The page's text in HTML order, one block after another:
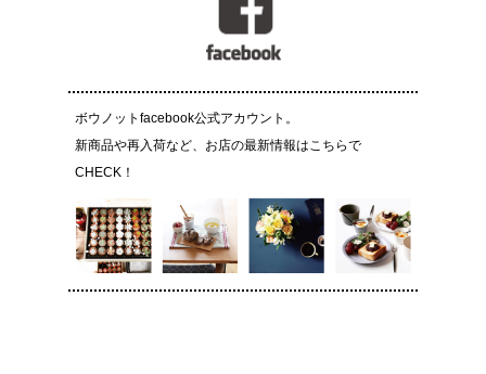
ボウノットfacebook公式アカウント。
新商品や再入荷など、お店の最新情報はこちらで
CHECK！